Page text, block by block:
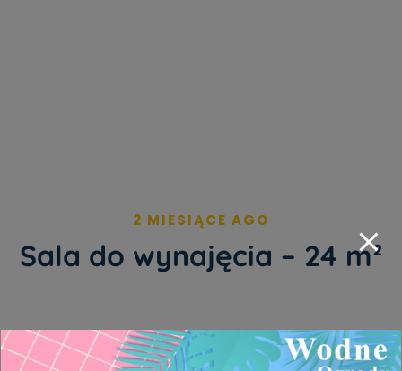
2 MIESIĄCE AGO
Sala do wynajęcia – 24 m²
Sala do wynajęcia – 24 m²